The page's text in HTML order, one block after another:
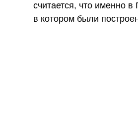
считается, что именно
в котором были